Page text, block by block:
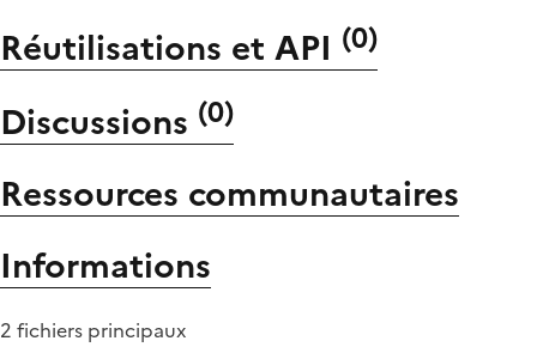
Réutilisations et API (0)
Discussions (0)
Ressources communautaires
Informations
2 fichiers principaux